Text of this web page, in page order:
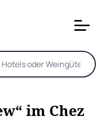
im Chez